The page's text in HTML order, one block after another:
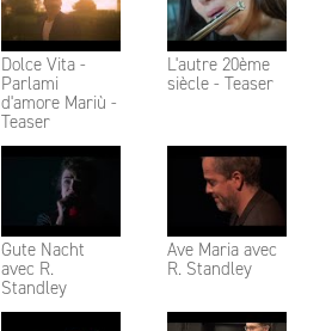
Dolce Vita -
Parlami
d'amore Mariù -
Teaser
L'autre 20ème
siècle - Teaser
Gute Nacht
avec R.
Standley
Ave Maria avec
R. Standley